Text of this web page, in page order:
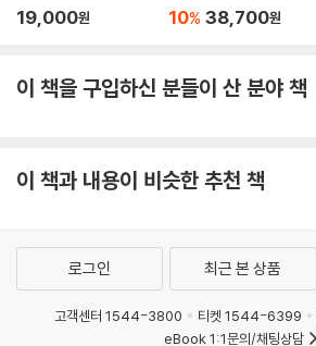
내는 파이널
19,000원
이기론 기본서
10% 38,700원
이 책을 구입하신 분들이 산 분야 책
이 책과 내용이 비슷한 추천 책
로그인 최근 본 상품
고객센터 1544-3800 티켓 1544-6399
eBook 1:1문의/채팅상담